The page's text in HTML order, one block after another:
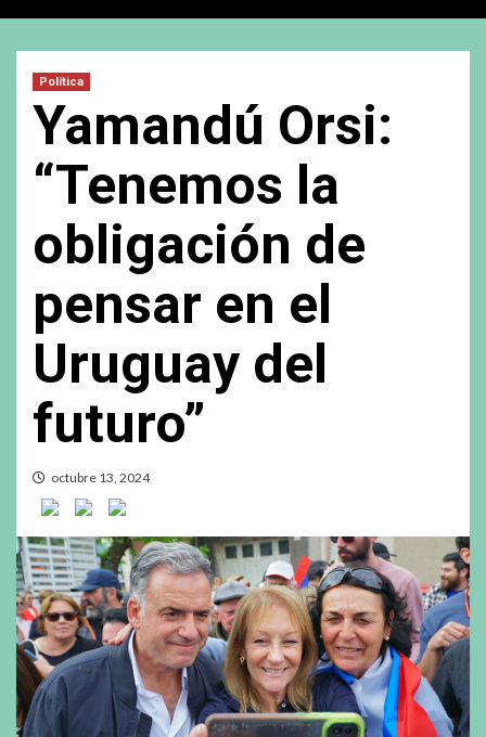
Política
Yamandú Orsi:
“Tenemos la
obligación de
pensar en el
Uruguay del
futuro”
octubre 13, 2024